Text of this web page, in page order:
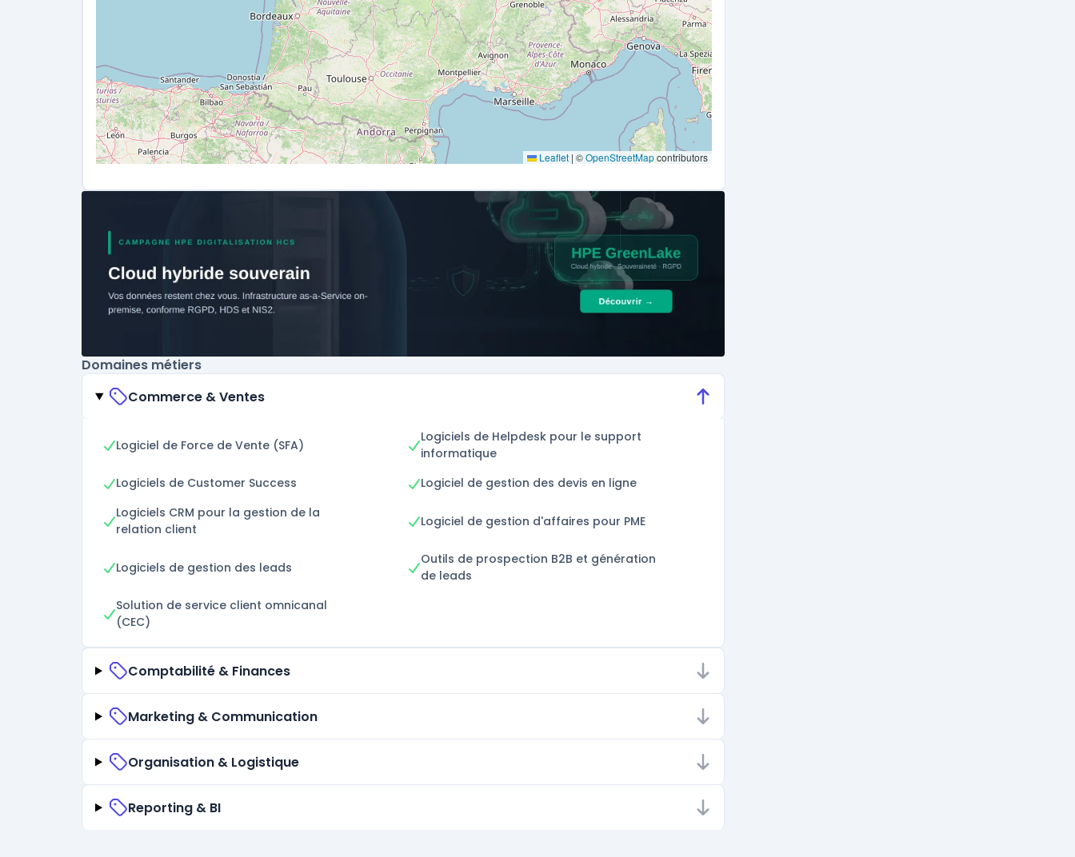
Leaflet | ©OpenStreetMapcontributors
Domaines métiers
Commerce & Ventes
Logiciel de Force de Vente (SFA)
Logiciels de Helpdesk pour le support
informatique
Logiciels de Customer Success
Logiciel de gestion des devis en ligne
Logiciels CRM pour la gestion de la
relation client
Logiciel de gestion d'affaires pour PME
Logiciels de gestion des leads
Outils de prospection B2B et génération
de leads
Solution de service client omnicanal
(CEC)
Comptabilité & Finances
Marketing & Communication
Organisation & Logistique
Reporting & BI